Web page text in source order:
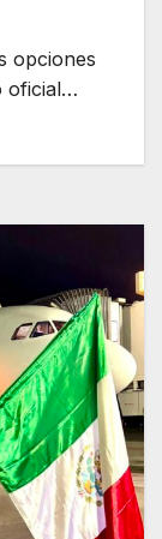
opciones
oficial…